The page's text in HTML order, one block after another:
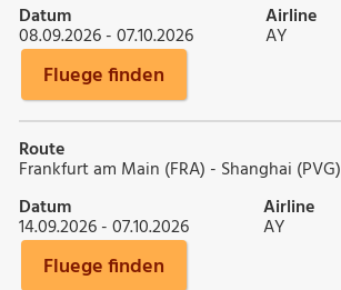
Datum
08.09.2026 - 07.10.2026
Airline
AY
Fluege finden
Route
Frankfurt am Main (FRA) - Shanghai (PVG)
Datum
14.09.2026 - 07.10.2026
Airline
AY
Fluege finden